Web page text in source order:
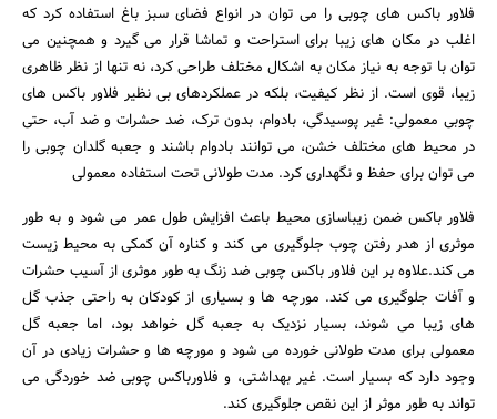
فلاور باکس های چوبی را می توان در انواع فضای سبز باغ استفاده کرد که
اغلب در مکان های زیبا برای استراحت و تماشا قرار می گیرد و همچنین می
توان با توجه به نیاز مکان به اشکال مختلف طراحی کرد، نه تنها از نظر ظاهری
زیبا، قوی است. از نظر کیفیت، بلکه در عملکردهای بی نظیر فلاور باکس های
چوبی معمولی: غیر پوسیدگی، بادوام، بدون ترک، ضد حشرات و ضد آب، حتی
در محیط های مختلف خشن، می توانند بادوام باشند و جعبه گلدان چوبی را
می توان برای حفظ و نگهداری کرد. مدت طولانی تحت استفاده معمولی
فلاور باکس ضمن زیباسازی محیط باعث افزایش طول عمر می شود و به طور
موثری از هدر رفتن چوب جلوگیری می کند و کناره آن کمکی به محیط زیست
می کند.علاوه بر این فلاور باکس چوبی ضد زنگ به طور موثری از آسیب حشرات
و آفات جلوگیری می کند. مورچه ها و بسیاری از کودکان به راحتی جذب گل
های زیبا می شوند، بسیار نزدیک به جعبه گل خواهد بود، اما جعبه گل
معمولی برای مدت طولانی خورده می شود و مورچه ها و حشرات زیادی در آن
وجود دارد که بسیار است. غیر بهداشتی، و فلاورباکس چوبی ضد خوردگی می
تواند به طور موثر از این نقص جلوگیری کند.